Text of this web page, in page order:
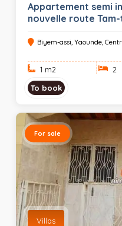
Appartement semi
nouvelle route
Biyem-assi, Yaounde,
1 m2 2
To book
For sale
Villas